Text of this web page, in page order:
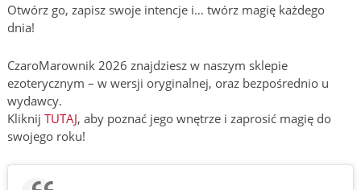
Otwórz go, zapisz swoje intencje i… twórz magię każdego
dnia!
CzaroMarownik 2026 znajdziesz w naszym sklepie
ezoterycznym – w wersji oryginalnej, oraz bezpośrednio u
wydawcy.
Kliknij TUTAJ, aby poznać jego wnętrze i zaprosić magię do
swojego roku!